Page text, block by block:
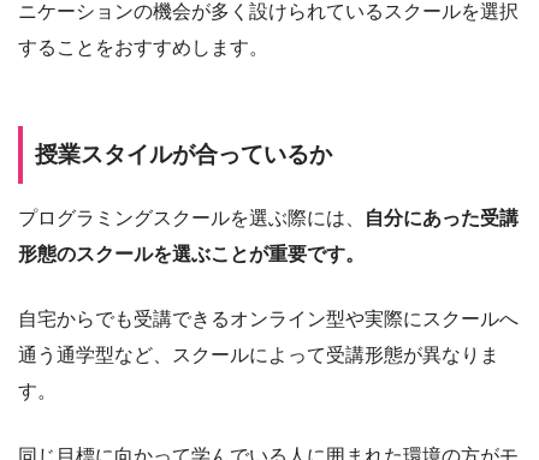
ニケーションの機会が多く設けられているスクールを選択
することをおすすめします。
授業スタイルが合っているか
プログラミングスクールを選ぶ際には、
自分にあった受講
形態のスクールを選ぶことが重要です。
自宅からでも受講できるオンライン型や実際にスクールへ
通う通学型など、スクールによって受講形態が異なりま
す。
同じ目標に向かって学んでいる人に囲まれた環境の方がモ